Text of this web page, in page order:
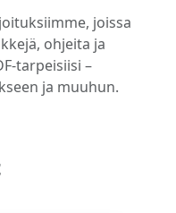
joissa
ohjeita ja
tarpeisiisi –
ja muuhun.